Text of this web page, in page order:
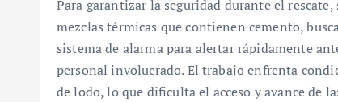
Para garantizar la seguridad durante el
mezclas térmicas que contienen cemento,
sistema de alarma para alertar rápidamente
personal involucrado. El trabajo enfrenta
de lodo, lo que dificulta el acceso y avance de